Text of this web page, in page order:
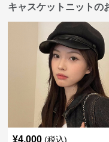
キャスケットニットの
¥4,000 (税込)